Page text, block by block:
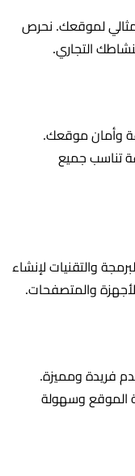
لموقعك. نحرص
التجاري.
وأمان موقعك.
تناسب جميع
والتقنيات لإنشاء
والمتصفحات.
فريدة ومميزة.
الموقع وسهولة